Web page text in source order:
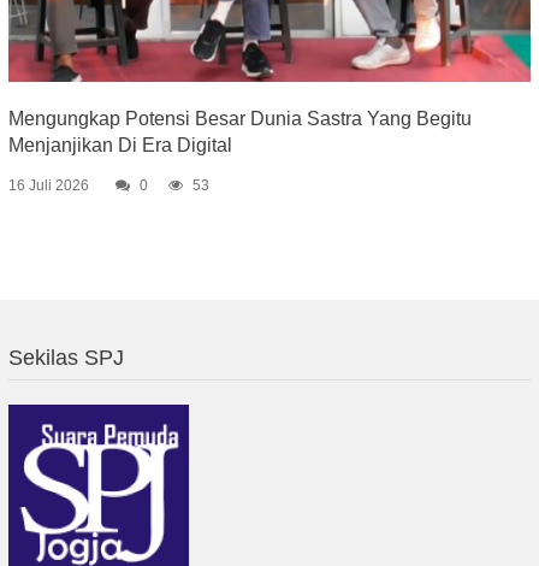
Mengungkap Potensi Besar Dunia Sastra Yang Begitu
Menjanjikan Di Era Digital
16 Juli 2026 0 53
Sekilas SPJ